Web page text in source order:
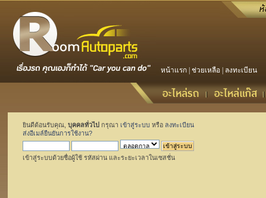
หน้าแรก ช่วยเหลือ ลงทะเบียน
ยินดีต้อนรับคุณ,บุคคลทั่วไป กรุณา เข้าสู่ระบบ หรือ ลงทะเบียน
ส่งอีเมล์ยืนยันการใช้งาน?
เข้าสู่ระบบด้วยชื่อผู้ใช้ รหัสผ่าน และระยะเวลาในเซสชั่น